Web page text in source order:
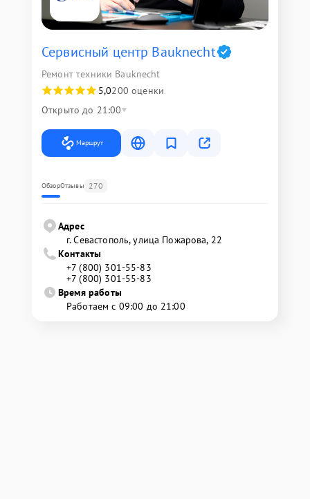
Сервисный центр Bauknecht
Ремонт техники Bauknecht
5,0200 оценки
Открыто до 21:00
Маршрут
ОбзорОтзывы 270
Адрес
г. Севастополь, улица Пожарова, 22
Контакты
+7 (800) 301-55-83
+7 (800) 301-55-83
Время работы
Работаем с 09:00 до 21:00